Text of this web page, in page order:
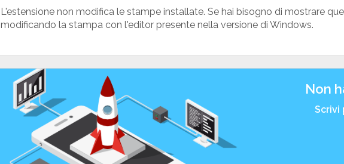
L'estensione non modifica le stampe installate. Se hai bisogno di mostrare
modificando la stampa con l'editor presente nella versione di Windows.
Non
Scrivi